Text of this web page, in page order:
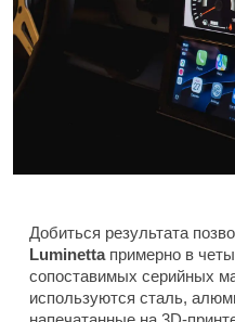
Добиться результата
Luminettaпримерно в
сопоставимых серийных
используются сталь,